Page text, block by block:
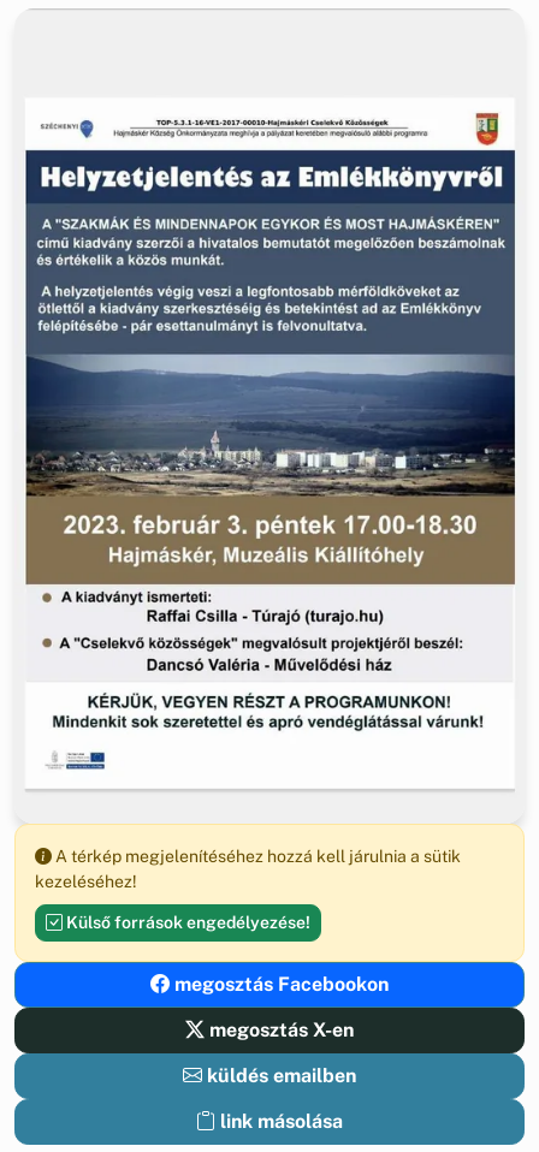
A térkép megjelenítéséhez hozzá kell járulnia a sütik
kezeléséhez!
Külső források engedélyezése!
megosztás Facebookon
megosztás X-en
küldés emailben
link másolása